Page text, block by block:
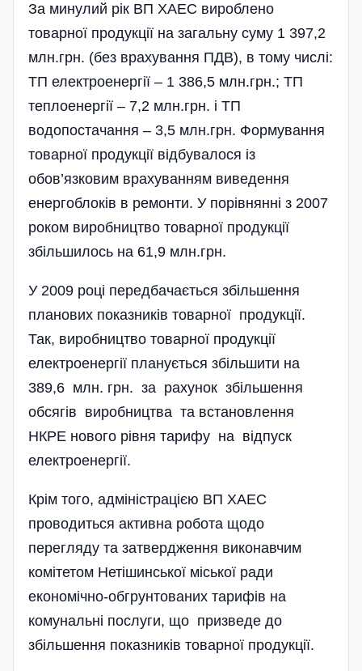
За минулий рік ВП ХАЕС вироблено
товарної продукції на загальну суму 1 397,2
млн.грн. (без врахування ПДВ), в тому числі:
ТП електроенергії – 1 386,5 млн.грн.; ТП
теплоенергії – 7,2 млн.грн. і ТП
водопостачання – 3,5 млн.грн. Формування
товарної продукції відбувалося із
обов’язковим врахуванням виведення
енергоблоків в ремонти. У порівнянні з 2007
роком виробництво товарної продукції
збільшилось на 61,9 млн.грн.
У 2009 році передбачається збільшення
планових показників товарної продукції.
Так, виробництво товарної продукції
електро­енергії планується збільшити на
389,6 млн. грн. за рахунок збіль­шення
обсягів виробництва та встановлення
НКРЕ нового рівня тарифу на відпуск
електроенергії.
Крім того, адміністрацією ВП ХАЕС
проводиться активна робота щодо
перегляду та затвердження виконавчим
комітетом Нетішин­ської міської ради
економічно-обгрунтованих тарифів на
комунальні послуги, що призведе до
збільшення показників товарної продукції.